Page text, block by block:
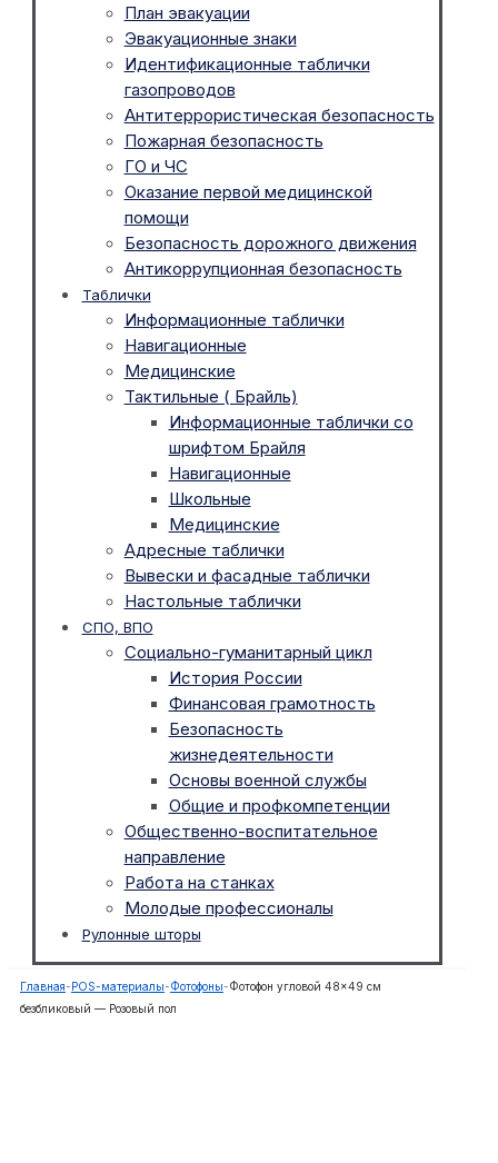
План эвакуации
Эвакуационные знаки
Идентификационные таблички
газопроводов
Антитеррористическая безопасность
Пожарная безопасность
ГО и ЧС
Оказание первой медицинской
помощи
Безопасность дорожного движения
Антикоррупционная безопасность
Таблички
Информационные таблички
Навигационные
Медицинские
Тактильные ( Брайль)
Информационные таблички со
шрифтом Брайля
Навигационные
Школьные
Медицинские
Адресные таблички
Вывески и фасадные таблички
Настольные таблички
СПО, ВПО
Социально-гуманитарный цикл
История России
Финансовая грамотность
Безопасность
жизнедеятельности
Основы военной службы
Общие и профкомпетенции
Общественно-воспитательное
направление
Работа на станках
Молодые профессионалы
Рулонные шторы
Главная-POS-материалы-Фотофоны-Фотофон угловой 48×49 см
безбликовый — Розовый пол